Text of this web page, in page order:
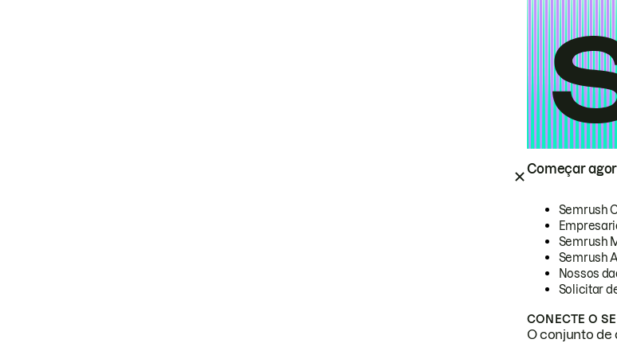
Começar
Semrush
Semrush
Semrush
Nossos
Solicitar
CONECTE O
O conjunto de